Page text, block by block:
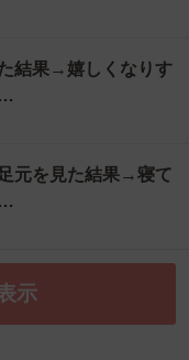
結果→嬉しくなりす
元を見た結果→寝て
示